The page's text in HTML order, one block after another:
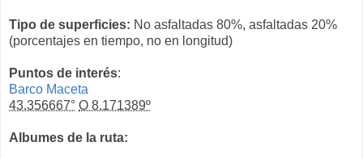
Tipo de superficies: No asfaltadas 80%, asfaltadas 20%
(porcentajes en tiempo, no en longitud)
Puntos de interés:
Barco Maceta
43.356667° O 8.171389º
Albumes de la ruta: